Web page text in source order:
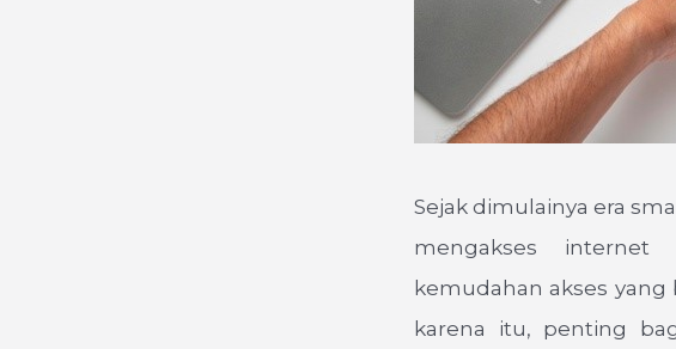
Sejak dimulainya era
mengakses internet
kemudahan akses
karena itu, penting